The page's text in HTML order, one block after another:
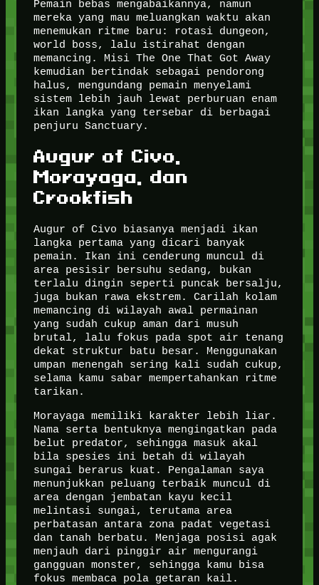
Pemain bebas mengabaikannya, namun
mereka yang mau meluangkan waktu akan
menemukan ritme baru: rotasi dungeon,
world boss, lalu istirahat dengan
memancing. Misi The One That Got Away
kemudian bertindak sebagai pendorong
halus, mengundang pemain menyelami
sistem lebih jauh lewat perburuan enam
ikan langka yang tersebar di berbagai
penjuru Sanctuary.
Augur of Civo,
Morayaga, dan
Crookfish
Augur of Civo biasanya menjadi ikan
langka pertama yang dicari banyak
pemain. Ikan ini cenderung muncul di
area pesisir bersuhu sedang, bukan
terlalu dingin seperti puncak bersalju,
juga bukan rawa ekstrem. Carilah kolam
memancing di wilayah awal permainan
yang sudah cukup aman dari musuh
brutal, lalu fokus pada spot air tenang
dekat struktur batu besar. Menggunakan
umpan menengah sering kali sudah cukup,
selama kamu sabar mempertahankan ritme
tarikan.
Morayaga memiliki karakter lebih liar.
Nama serta bentuknya mengingatkan pada
belut predator, sehingga masuk akal
bila spesies ini betah di wilayah
sungai berarus kuat. Pengalaman saya
menunjukkan peluang terbaik muncul di
area dengan jembatan kayu kecil
melintasi sungai, terutama area
perbatasan antara zona padat vegetasi
dan tanah berbatu. Menjaga posisi agak
menjauh dari pinggir air mengurangi
gangguan monster, sehingga kamu bisa
fokus membaca pola getaran kail.